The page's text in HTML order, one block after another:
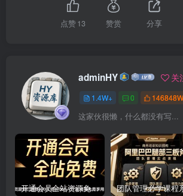
点赞13 赞赏 分享
adminHY 关
1.4W+ 0
这家伙很懒，什么都没有写...
开通会员全站资源免费下载 开通VIP会员 HY资源库